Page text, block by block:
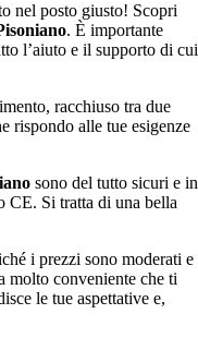
nel posto giusto! Scopri
. È importante
l’aiuto e il supporto di cui
racchiuso tra due
rispondo alle tue esigenze
sono del tutto sicuri e in
CE. Si tratta di una bella
i prezzi sono moderati e
molto conveniente che ti
le tue aspettative e,